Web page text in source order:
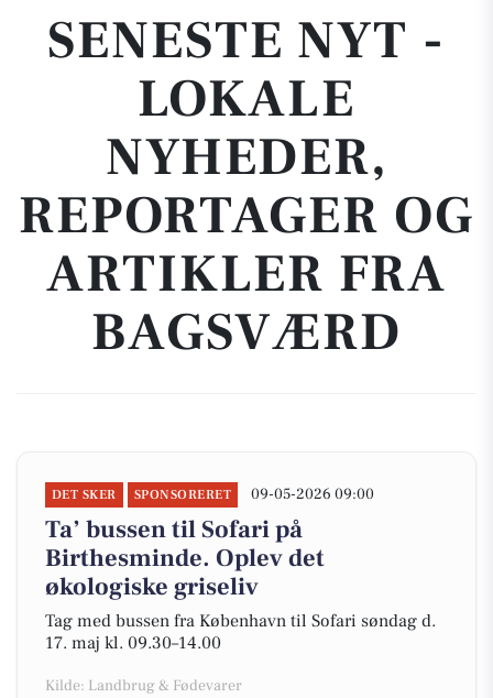
SENESTE NYT -
LOKALE
NYHEDER,
REPORTAGER OG
ARTIKLER FRA
BAGSVÆRD
DET SKER SPONSORERET 09-05-2026 09:00
Ta’ bussen til Sofari på
Birthesminde. Oplev det
økologiske griseliv
Tag med bussen fra København til Sofari søndag d.
17. maj kl. 09.30–14.00
Kilde: Landbrug & Fødevarer